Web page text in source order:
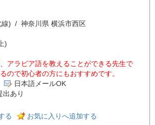
線) / 神奈川県 横浜市西区
)
アラビア語を教えることができる先生で
ので初心者の方にもおすすめです。
日本語メールOK
出あり
る
お気に入りへ追加する